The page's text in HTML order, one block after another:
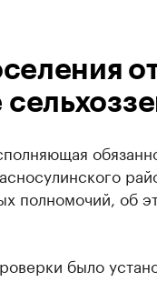
полномочий, об
было